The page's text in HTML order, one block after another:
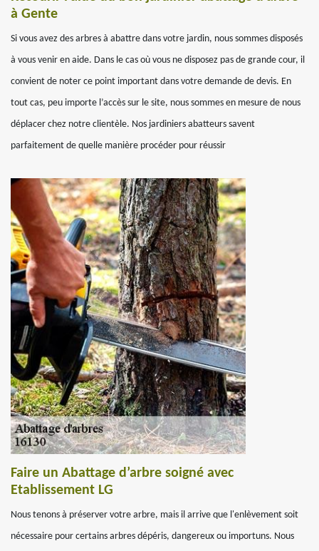
à Gente
Si vous avez des arbres à abattre dans votre jardin, nous sommes disposés
à vous venir en aide. Dans le cas où vous ne disposez pas de grande cour, il
convient de noter ce point important dans votre demande de devis. En
tout cas, peu importe l’accès sur le site, nous sommes en mesure de nous
déplacer chez notre clientèle. Nos jardiniers abatteurs savent
parfaitement de quelle manière procéder pour réussir
Faire un Abattage d’arbre soigné avec
Etablissement LG
Nous tenons à préserver votre arbre, mais il arrive que l'enlèvement soit
nécessaire pour certains arbres dépéris, dangereux ou importuns. Nous